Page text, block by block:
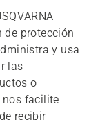
de protección
y usa
las
o
nos facilite
recibir